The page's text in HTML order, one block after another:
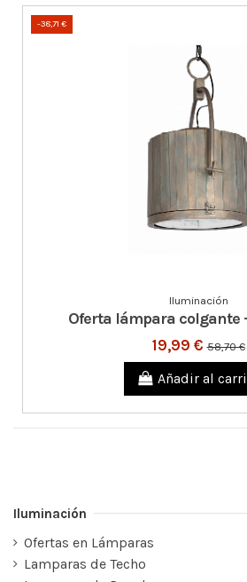
-38,71 €
Iluminación
Oferta lámpara colgante
19,99 €58,70 €
Añadir al
Iluminación
Ofertas en Lámparas
Lamparas de Techo